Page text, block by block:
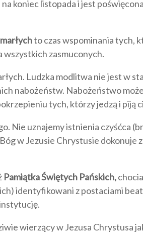
koniec listopada i jest
to czas wspominania tych,
wszystkich zasmuconych.
Ludzka modlitwa nie jest w
nabożeństw. Nabożeństwo
tych, którzy jedzą i piją
Nie uznajemy istnienia czyśćca
w Jezusie Chrystusie dokonuje
Pamiątka Świętych Pańskich,
identyfikowani z postaciami
wierzący w Jezusa Chrystusa